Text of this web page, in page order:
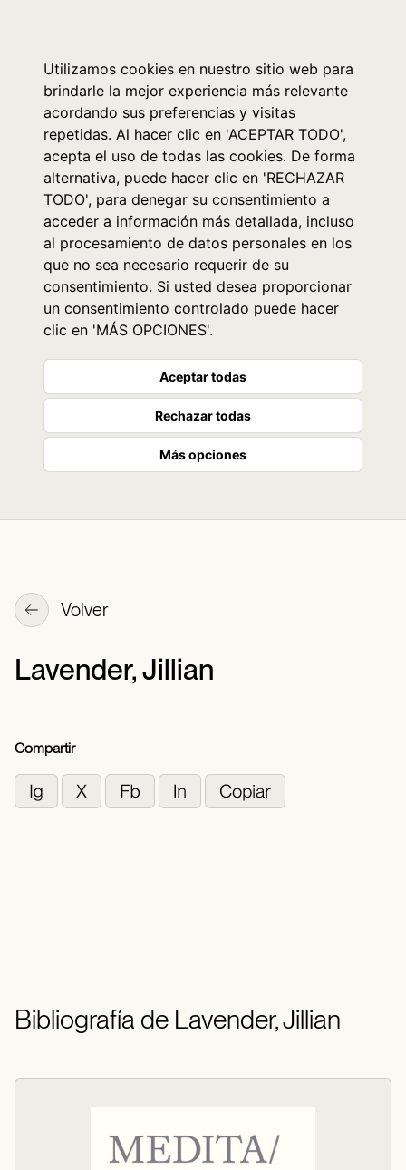
Utilizamos cookies en nuestro sitio web para
brindarle la mejor experiencia más relevante
acordando sus preferencias y visitas
repetidas. Al hacer clic en 'ACEPTAR TODO',
acepta el uso de todas las cookies. De forma
alternativa, puede hacer clic en 'RECHAZAR
TODO', para denegar su consentimiento a
acceder a información más detallada, incluso
al procesamiento de datos personales en los
que no sea necesario requerir de su
consentimiento. Si usted desea proporcionar
un consentimiento controlado puede hacer
clic en 'MÁS OPCIONES'.
Aceptar todas
Rechazar todas
Más opciones
Volver
Lavender, Jillian
Compartir
Bibliografía de Lavender, Jillian